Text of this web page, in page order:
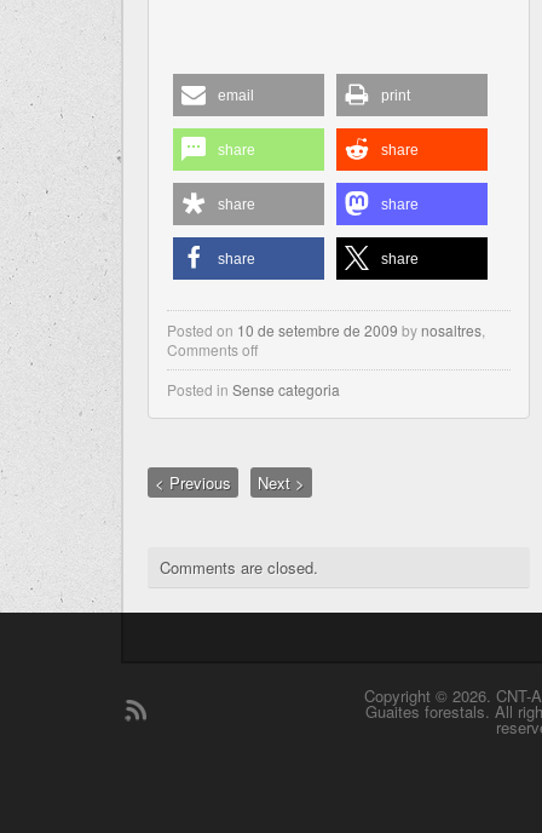
email print
share share
share share
share share
Posted on 10 de setembre de 2009 by nosaltres
Comments off
Posted in Sense categoria
< Previous Next >
Comments are closed.
Copyright © 2026. CNT-
Guaites forestals. All